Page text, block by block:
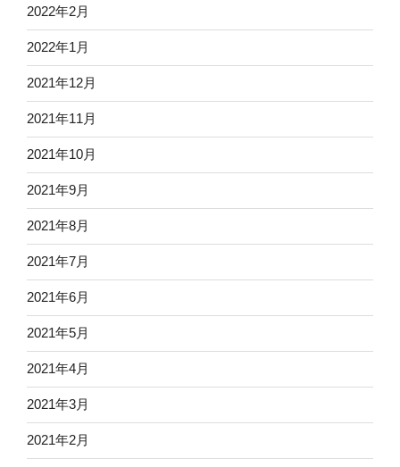
2022年2月
2022年1月
2021年12月
2021年11月
2021年10月
2021年9月
2021年8月
2021年7月
2021年6月
2021年5月
2021年4月
2021年3月
2021年2月